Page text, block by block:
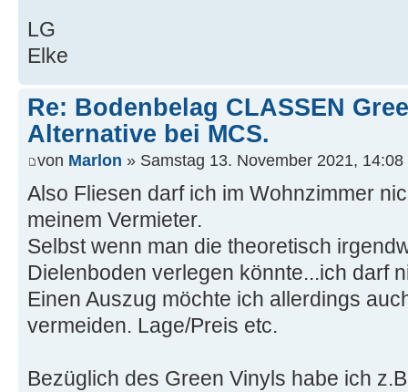
LG
Elke
Re: Bodenbelag CLASSEN
Alternative bei MCS.
von Marlon » Samstag 13. November 2021, 14:08
Also Fliesen darf ich im Wohnzimmer
meinem Vermieter.
Selbst wenn man die theoretisch
Dielenboden verlegen könnte...ich darf
Einen Auszug möchte ich allerdings
vermeiden. Lage/Preis etc.
Bezüglich des Green Vinyls habe ich